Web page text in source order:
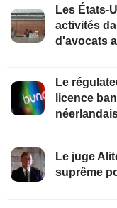
Les États-
activités
d'avocats
Le
licence
Le juge
suprême